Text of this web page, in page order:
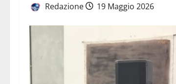
Redazione 19 Maggio 2026